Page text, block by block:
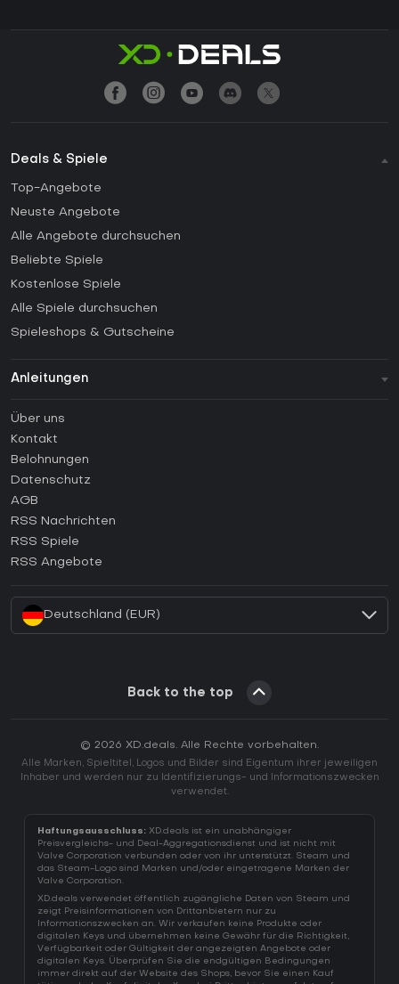
Deals & Spiele
Top-Angebote
Neuste Angebote
Alle Angebote durchsuchen
Beliebte Spiele
Kostenlose Spiele
Alle Spiele durchsuchen
Spieleshops & Gutscheine
Anleitungen
Anleitungen
Wie aktiviert man einen Steam CD Key?
Wie aktiviert man einen Epic Games CD Key?
Wie aktiviert man einen GOG CD Key?
Wie aktiviert man einen Ubisoft Connect CD Key?
Über uns
Kontakt
Belohnungen
Datenschutz
AGB
RSS Nachrichten
RSS Spiele
RSS Angebote
Deutschland (EUR)
Back to the top
© 2026 XD.deals. Alle Rechte vorbehalten.
Alle Marken, Spieltitel, Logos und Bilder sind Eigentum ihrer jeweiligen
Inhaber und werden nur zu Identifizierungs- und Informationszwecken
verwendet.
Haftungsausschluss: XD.deals ist ein unabhängiger
Preisvergleichs- und Deal-Aggregationsdienst und ist nicht mit
Valve Corporation verbunden oder von ihr unterstützt. Steam und
das Steam-Logo sind Marken und/oder eingetragene Marken der
Valve Corporation.
XD.deals verwendet öffentlich zugängliche Daten von Steam und
zeigt Preisinformationen von Drittanbietern nur zu
Informationszwecken an. Wir verkaufen keine Produkte oder
digitalen Keys und übernehmen keine Gewähr für die Richtigkeit,
Verfügbarkeit oder Gültigkeit der angezeigten Angebote oder
digitalen Keys. Überprüfen Sie die endgültigen Bedingungen
immer direkt auf der Website des Shops, bevor Sie einen Kauf